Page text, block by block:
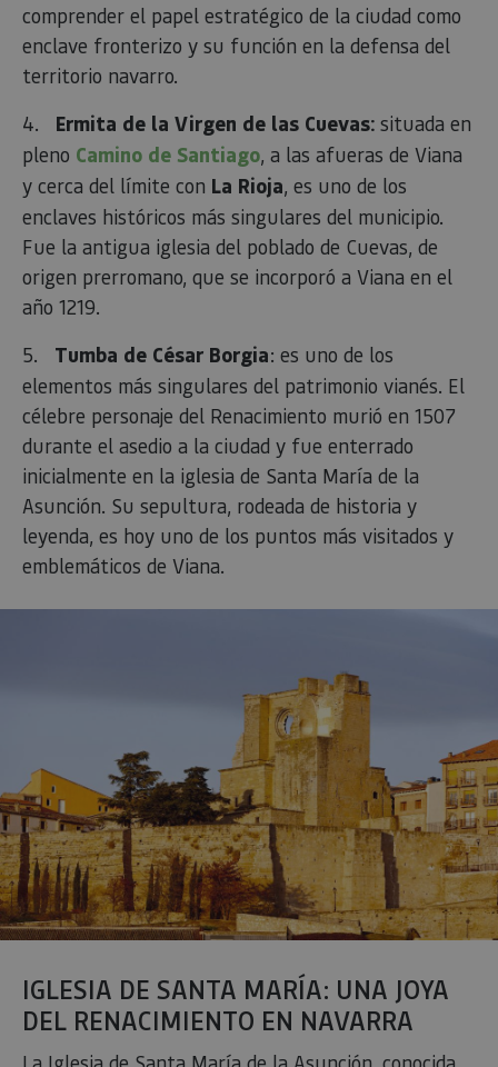
comprender el papel estratégico de la ciudad como
enclave fronterizo y su función en la defensa del
territorio navarro.
4. Ermita de la Virgen de las Cuevas: situada en
pleno Camino de Santiago, a las afueras de Viana
y cerca del límite con La Rioja, es uno de los
enclaves históricos más singulares del municipio.
Fue la antigua iglesia del poblado de Cuevas, de
origen prerromano, que se incorporó a Viana en el
año 1219.
5. Tumba de César Borgia: es uno de los
elementos más singulares del patrimonio vianés. El
célebre personaje del Renacimiento murió en 1507
durante el asedio a la ciudad y fue enterrado
inicialmente en la iglesia de Santa María de la
Asunción. Su sepultura, rodeada de historia y
leyenda, es hoy uno de los puntos más visitados y
emblemáticos de Viana.
IGLESIA DE SANTA MARÍA: UNA JOYA
DEL RENACIMIENTO EN NAVARRA